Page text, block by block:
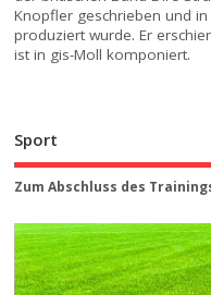
Knopfler geschrieben und
produziert wurde. Er
ist in gis-Moll komponiert.
Sport
Zum Abschluss des